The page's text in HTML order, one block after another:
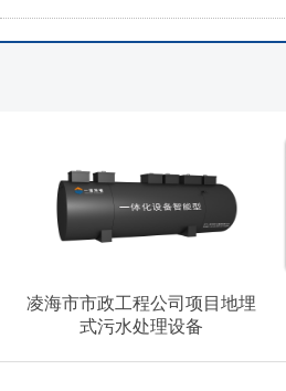
凌海市市政工程公司项目地埋
式污水处理设备